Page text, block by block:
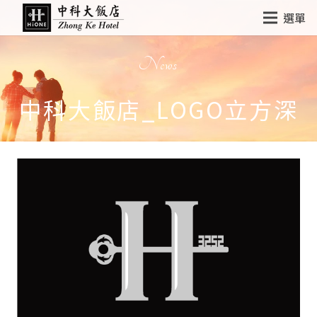
選單
News
中科大飯店_LOGO立方深